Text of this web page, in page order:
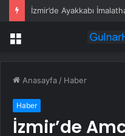
İzmir’de Ayakkabı
Menü
Anasayfa / Haber
Haber
İzmir’de